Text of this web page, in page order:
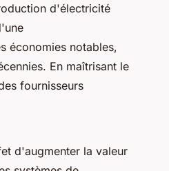
d'électricité
économies notables,
En maîtrisant le
fournisseurs
d'augmenter la valeur